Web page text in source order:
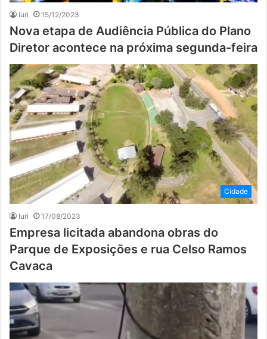
Iuri 15/12/2023
Nova etapa de Audiência Pública do Plano
Diretor acontece na próxima segunda-feira
Cidade
Iuri 17/08/2023
Empresa licitada abandona obras do
Parque de Exposições e rua Celso Ramos
Cavaca